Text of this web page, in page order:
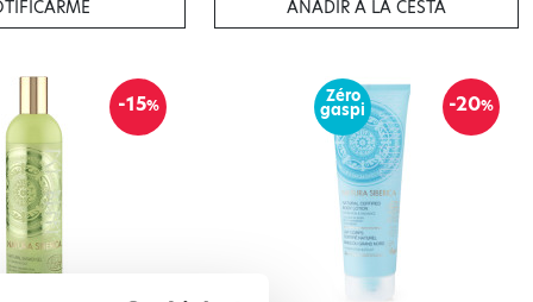
AÑADIR A LA CESTA
-15% -20%
Zéro
gaspi